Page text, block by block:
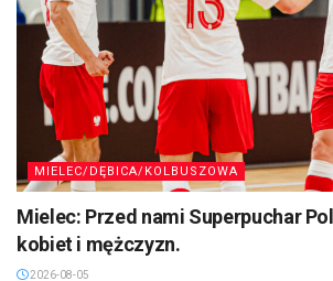
MIELEC/DĘBICA/KOLBUSZOWA
Mielec: Przed nami Superpuchar
kobiet i mężczyzn.
2026-08-05